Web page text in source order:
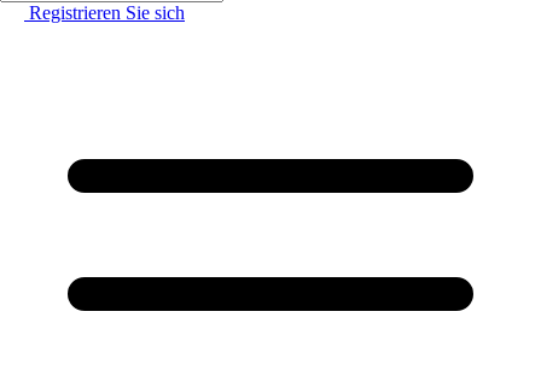
Registrieren Sie sich